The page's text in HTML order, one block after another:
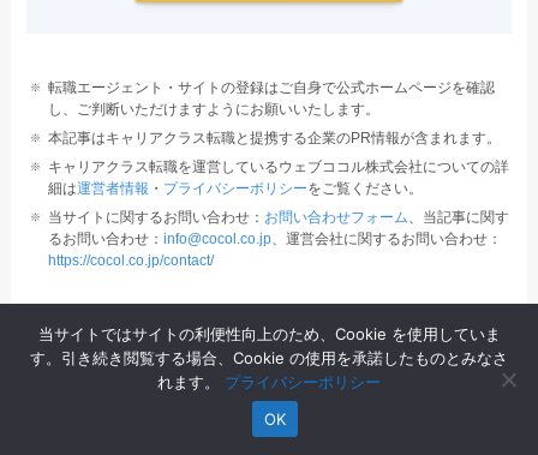
転職エージェント・サイトの登録はご自身で公式ホームページを確認
し、ご判断いただけますようにお願いいたします。
本記事はキャリアクラス転職と提携する企業のPR情報が含まれます。
キャリアクラス転職を運営しているウェブココル株式会社についての詳
細は運営者情報 ・ プライバシーポリシーをご覧ください。
当サイトに関するお問い合わせ： お問い合わせフォーム、当記事に関す
るお問い合わせ：info@cocol.co.jp、運営会社に関するお問い合わせ：
https://cocol.co.jp/contact/
転職コラム
当サイトではサイトの利便性向上のため、Cookie を使用していま
す。引き続き閲覧する場合、Cookie の使用を承諾したものとみなさ
れます。 プライバシーポリシー
OK